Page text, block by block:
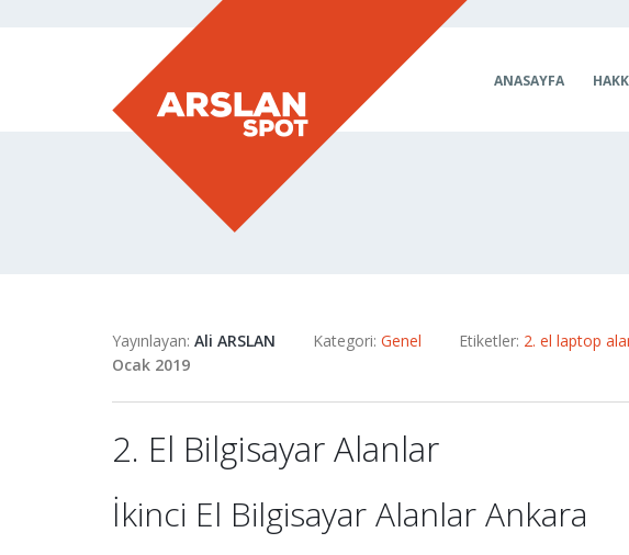
ANASAYFA
Yayınlayan: Ali ARSLAN Kategori: Genel Etiketler: 2. el laptop
Ocak 2019
2. El Bilgisayar Alanlar
İkinci El Bilgisayar Alanlar Ankara